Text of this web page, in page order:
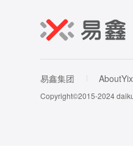
易鑫集团
Copyright©2015-2024